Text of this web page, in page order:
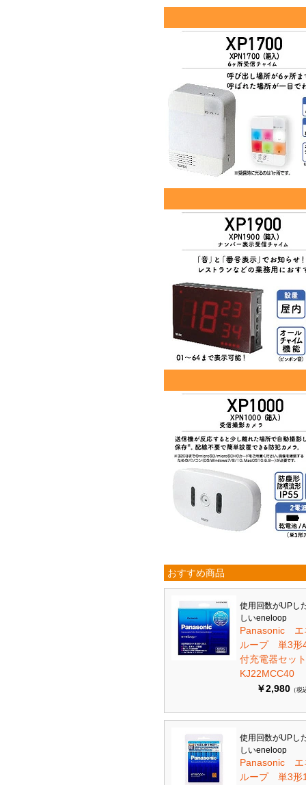
おすすめ商品
使用回数がUPし
しいeneloop
Panasonic エ
ループ 単3形
付充電器セッ
KJ22MCC40
￥2,980 （税
使用回数がUPし
しいeneloop
Panasonic エ
ループ 単3形